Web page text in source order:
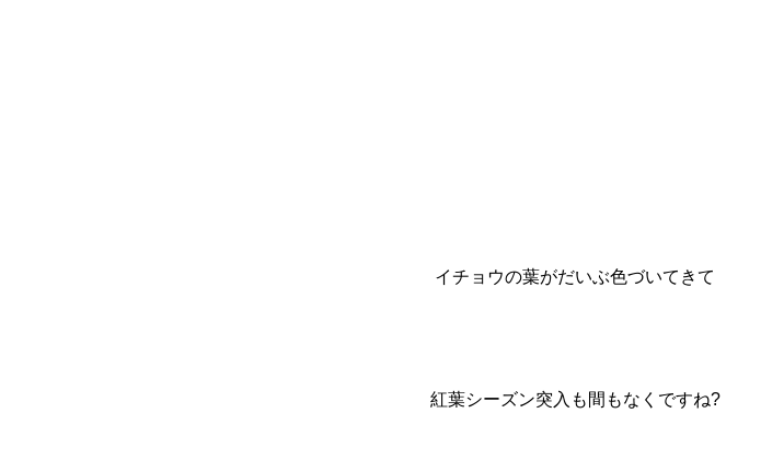
イチョウの葉がだいぶ色づいてきて
紅葉シーズン突入も間もなくですね?